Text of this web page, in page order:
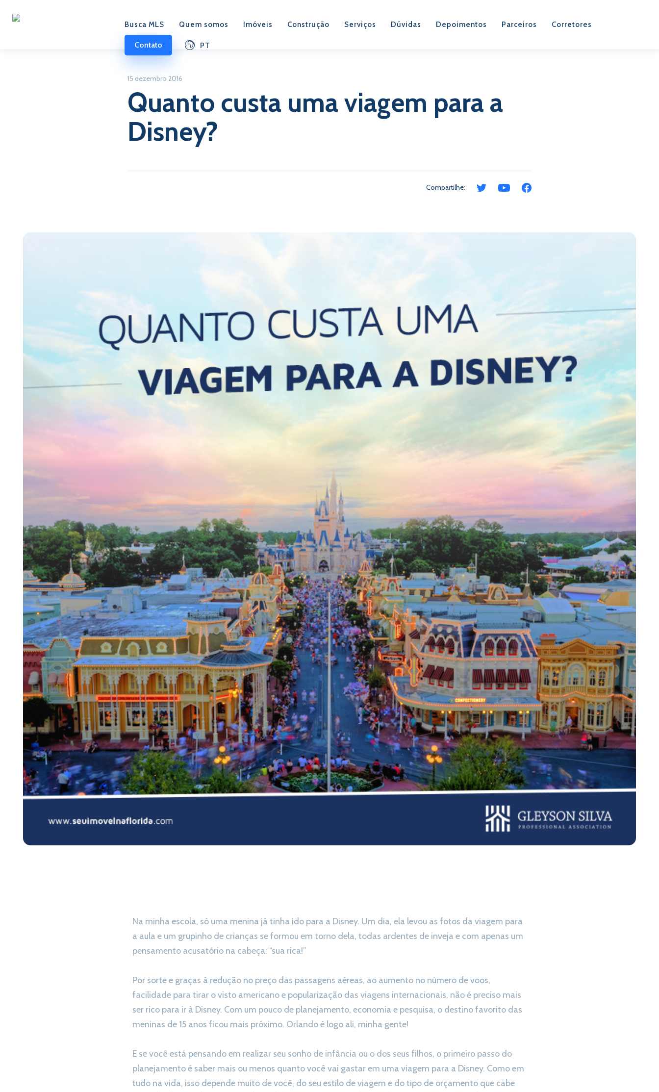
Busca MLS Quem somos Imóveis Construção Serviços Dúvidas Depoimentos Parceiros Corretores
Contato PT
15 dezembro 2016
Quanto custa uma viagem para a
Disney?
Compartilhe:
Na minha escola, só uma menina já tinha ido para a Disney. Um dia, ela levou as fotos da viagem para
a aula e um grupinho de crianças se formou em torno dela, todas ardentes de inveja e com apenas um
pensamento acusatório na cabeça: “sua rica!”
Por sorte e graças à redução no preço das passagens aéreas, ao aumento no número de voos,
facilidade para tirar o visto americano e popularização das viagens internacionais, não é preciso mais
ser rico para ir à Disney. Com um pouco de planejamento, economia e pesquisa, o destino favorito das
meninas de 15 anos ficou mais próximo. Orlando é logo ali, minha gente!
E se você está pensando em realizar seu sonho de infância ou o dos seus filhos, o primeiro passo do
planejamento é saber mais ou menos quanto você vai gastar em uma viagem para a Disney. Como em
tudo na vida, isso depende muito de você, do seu estilo de viagem e do tipo de orçamento que cabe